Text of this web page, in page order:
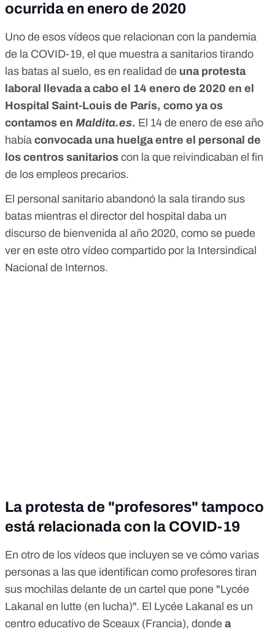
ocurrida en enero de 2020
Uno de esos vídeos que relacionan con la pandemia
de la COVID-19, el que muestra a sanitarios tirando
las batas al suelo, es en realidad de una protesta
laboral llevada a cabo el 14 enero de 2020 en el
Hospital Saint-Louis de París, como ya os
contamos en Maldita.es. El 14 de enero de ese año
había convocada una huelgaentre el personal de
los centros sanitarios con la que reivindicaban el fin
de los empleos precarios.
El personal sanitario abandonó la sala tirando sus
batas mientras el director del hospital daba un
discurso de bienvenida al año 2020, como se puede
ver en este otro vídeo compartido por la Intersindical
Nacional de Internos.
La protesta de "profesores" tampoco
está relacionada con la COVID-19
En otro de los vídeos que incluyen se ve cómo varias
personas a las que identifican como profesores tiran
sus mochilas delante de un cartel que pone "Lycée
Lakanal en lutte (en lucha)". El Lycée Lakanal es un
centro educativo de Sceaux (Francia), donde a